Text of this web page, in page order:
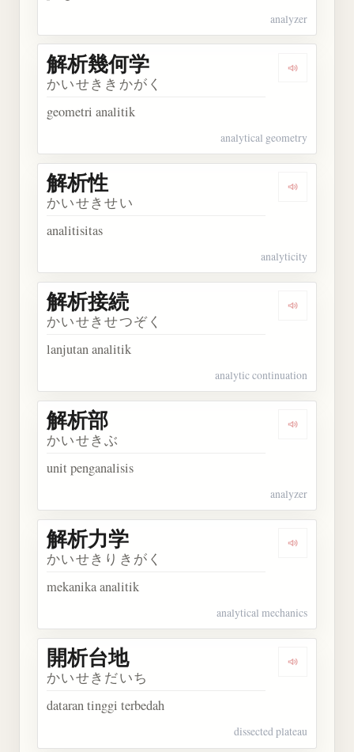
analyzer
Dengarkan
解析幾何学
かいせききかがく
geometri analitik
analytical geometry
Dengarkan
解析性
かいせきせい
analitisitas
analyticity
Dengarkan
解析接続
かいせきせつぞく
lanjutan analitik
analytic continuation
Dengarkan
解析部
かいせきぶ
unit penganalisis
analyzer
Dengarkan
解析力学
かいせきりきがく
mekanika analitik
analytical mechanics
Dengarkan
開析台地
かいせきだいち
dataran tinggi terbedah
dissected plateau